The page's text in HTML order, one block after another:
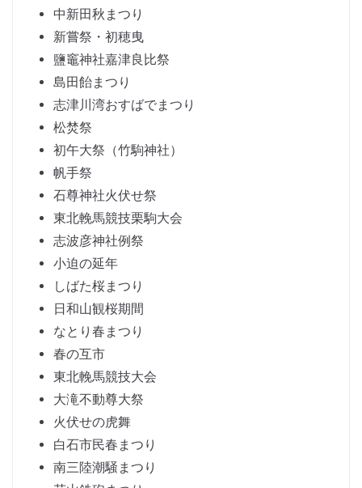
中新田秋まつり
新嘗祭・初穂曳
鹽竈神社嘉津良比祭
島田飴まつり
志津川湾おすばでまつり
松焚祭
初午大祭（竹駒神社）
帆手祭
石尊神社火伏せ祭
東北輓馬競技栗駒大会
志波彦神社例祭
小迫の延年
しばた桜まつり
日和山観桜期間
なとり春まつり
春の互市
東北輓馬競技大会
大滝不動尊大祭
火伏せの虎舞
白石市民春まつり
南三陸潮騒まつり